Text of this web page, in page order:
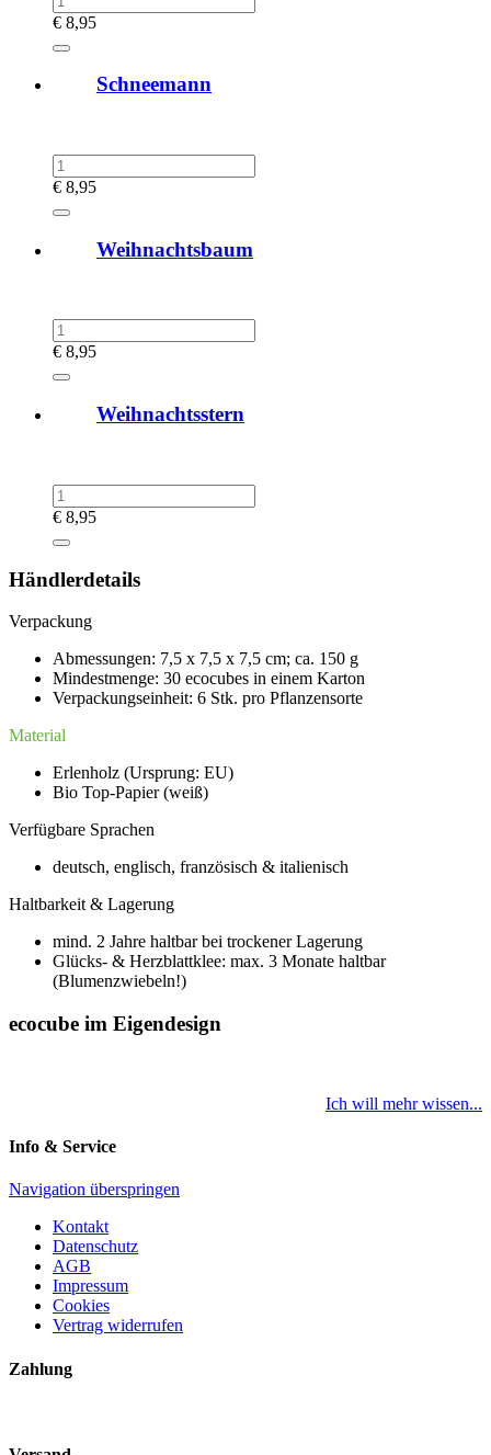
€ 8,95
Schneemann
€ 8,95
Weihnachtsbaum
€ 8,95
Weihnachtsstern
€ 8,95
Händlerdetails
Verpackung
Abmessungen: 7,5 x 7,5 x 7,5 cm; ca. 150 g
Mindestmenge: 30 ecocubes in einem Karton
Verpackungseinheit: 6 Stk. pro Pflanzensorte
Material
Erlenholz (Ursprung: EU)
Bio Top-Papier (weiß)
Verfügbare Sprachen
deutsch, englisch, französisch & italienisch
Haltbarkeit & Lagerung
mind. 2 Jahre haltbar bei trockener Lagerung
Glücks- & Herzblattklee: max. 3 Monate haltbar
(Blumenzwiebeln!)
ecocube im Eigendesign
Ich will mehr wissen...
Info & Service
Navigation überspringen
Kontakt
Datenschutz
AGB
Impressum
Cookies
Vertrag widerrufen
Zahlung